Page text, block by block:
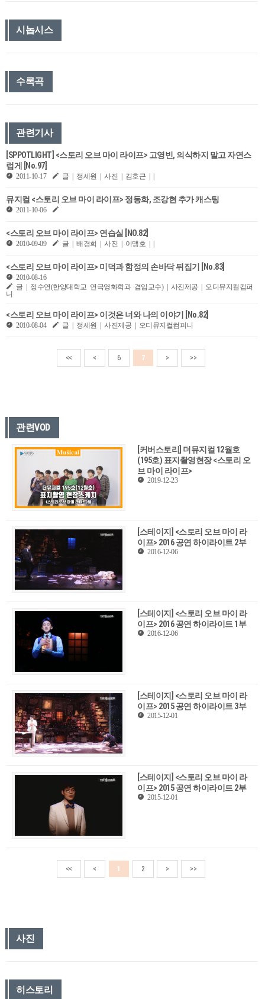
시놉시스
수록곡
관련기사
[SPPOTLIGHT] <스토리 오브 마이 라이프> 고영빈, 의식하지 말고 자연스
럽게 [No.97]
2011-10-17 글 | 정세원 | 사진 | 김호근 | |
뮤지컬 <스토리 오브 마이 라이프> 정동화, 조강현 추가 캐스팅
2011-10-06
<스토리 오브 마이 라이프> 연습실 [NO.82]
2010-09-09 글 | 배경희 | 사진 | 이맹호 | |
<스토리 오브 마이 라이프> 미덕과 함정의 손바닥 뒤집기 [No.83]
2010-08-16
글 | 정수연(한양대학교 연극영화학과 겸임교수) | 사진제공 | 오디뮤지컬컴퍼
니
<스토리 오브 마이 라이프> 이것은 너와 나의 이야기 [No.82]
2010-08-04 글 | 정세원 | 사진제공 | 오디뮤지컬컴퍼니
<< < 6 7 > >>
관련VOD
[커버스토리] 더뮤지컬 12월호
(195호) 표지촬영현장 <스토리 오
브 마이 라이프>
2019-12-23
[스테이지] <스토리 오브 마이 라
이프> 2016 공연 하이라이트 2부
2016-12-06
[스테이지] <스토리 오브 마이 라
이프> 2016 공연 하이라이트 1부
2016-12-06
[스테이지] <스토리 오브 마이 라
이프> 2015 공연 하이라이트 3부
2015-12-01
[스테이지] <스토리 오브 마이 라
이프> 2015 공연 하이라이트 2부
2015-12-01
<< < 1 2 > >>
사진
히스토리